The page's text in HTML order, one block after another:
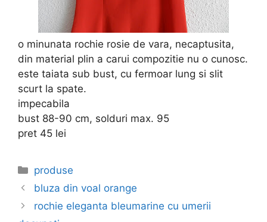
o minunata rochie rosie de vara, necaptusita,
din material plin a carui compozitie nu o cunosc.
este taiata sub bust, cu fermoar lung si slit
scurt la spate.
impecabila
bust 88-90 cm, solduri max. 95
pret 45 lei
Categories
produse
bluza din voal orange
rochie eleganta bleumarine cu umerii